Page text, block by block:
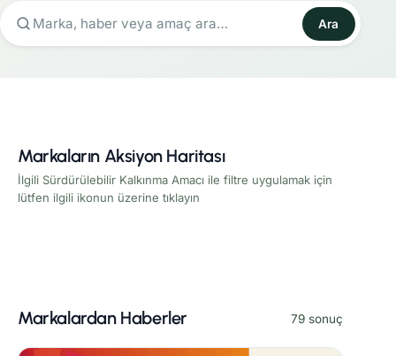
Ara
Markaların Aksiyon Haritası
İlgili Sürdürülebilir Kalkınma Amacı ile filtre uygulamak için
lütfen ilgili ikonun üzerine tıklayın
Markalardan Haberler 79 sonuç